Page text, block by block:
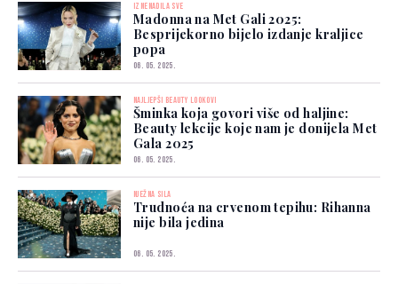
IZNENADILA SVE
Madonna na Met Gali 2025:
Besprijekorno bijelo izdanje kraljice
popa
06. 05. 2025.
NAJLJEPŠI BEAUTY LOOKOVI
Šminka koja govori više od haljine:
Beauty lekcije koje nam je donijela Met
Gala 2025
06. 05. 2025.
NJEŽNA SILA
Trudnoća na crvenom tepihu: Rihanna
nije bila jedina
06. 05. 2025.